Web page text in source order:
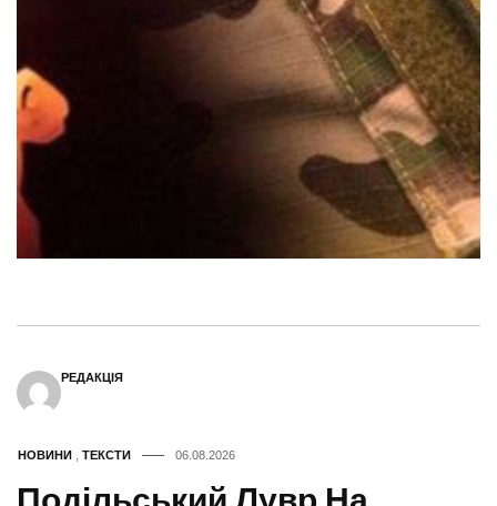
РЕДАКЦІЯ
НОВИНИ ТЕКСТИ 06.08.2026